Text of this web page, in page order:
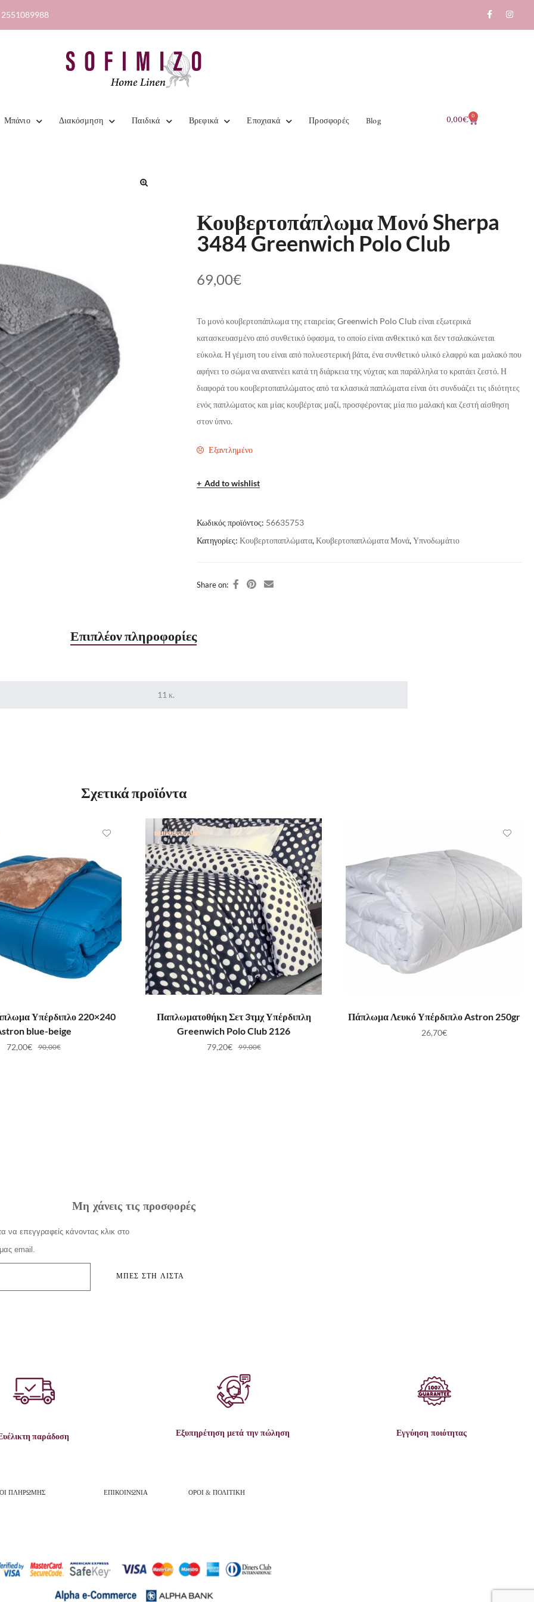
2551089988
Μπάνιο Διακόσμηση Παιδικά Βρεφικά Εποχιακά Προσφορές Blog 0,00€ 0
Κουβερτοπάπλωμα Μονό Sherpa
3484 Greenwich Polo Club
69,00€
Το μονό κουβερτοπάπλωμα της εταιρείας Greenwich Polo Club είναι εξωτερικά
κατασκευασμένο από συνθετικό ύφασμα, το οποίο είναι ανθεκτικό και δεν τσαλακώνεται
εύκολα. Η γέμιση του είναι από πολυεστερική βάτα, ένα συνθετικό υλικό ελαφρύ και μαλακό που
αφήνει το σώμα να αναπνέει κατά τη διάρκεια της νύχτας και παράλληλα το κρατάει ζεστό. Η
διαφορά του κουβερτοπαπλώματος από τα κλασικά παπλώματα είναι ότι συνδυάζει τις ιδιότητες
ενός παπλώματος και μίας κουβέρτας μαζί, προσφέροντας μία πιο μαλακή και ζεστή αίσθηση
στον ύπνο.
Εξαντλημένο
Add to wishlist
Κωδικός προϊόντος: 56635753
Κατηγορίες: Κουβερτοπαπλώματα,Κουβερτοπαπλώματα Μονά,Υπνοδωμάτιο
Share on:
Επιπλέον πληροφορίες
11 κ.
Σχετικά προϊόντα
ΣΤΟ ΚΑΛΆΘΙ
Υπέρδιπλο 220×240
blue-beige
90,00€
72,00€
ΠΡΟΣΦΟΡΆ!
ΠΡΟΣΘΉΚΗ ΣΤΟ ΚΑΛΆΘΙ
Παπλωματοθήκη Σετ 3τμχ Υπέρδιπλη
Greenwich Polo Club 2126
99,00€
79,20€
ΠΡΟΣΘΉΚΗ ΣΤΟ ΚΑΛΆΘΙ
Πάπλωμα Λευκό Υπέρδιπλο Astron 250gr
26,70€
Μη χάνεις τις προσφορές
να επεγγραφείς κάνοντας κλικ στο
email.
ΜΠΕΣ ΣΤΗ ΛΙΣΤΑ
παράδοση Εξυπηρέτηση μετά την πώληση Εγγύηση ποιότητας
ΠΛΗΡΩΜΗΣ ΕΠΙΚΟΙΝΩΝΙΑ ΟΡΟΙ & ΠΟΛΙΤΙΚΗ